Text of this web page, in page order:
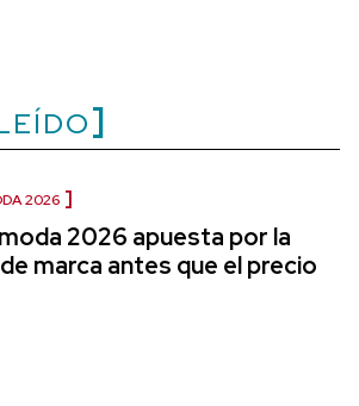
2026
2026 apuesta por la
marca antes que el precio